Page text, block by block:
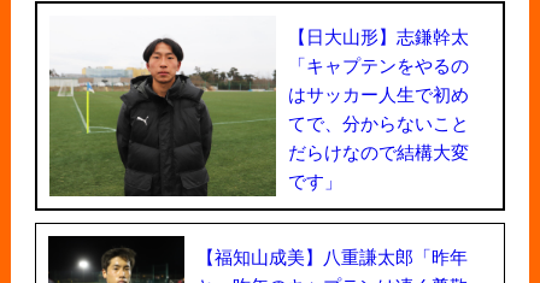
【日大山形】志鎌幹太
「キャプテンをやるの
はサッカー人生で初め
てで、分からないこと
だらけなので結構大変
です」
【福知山成美】八重謙太郎「昨年